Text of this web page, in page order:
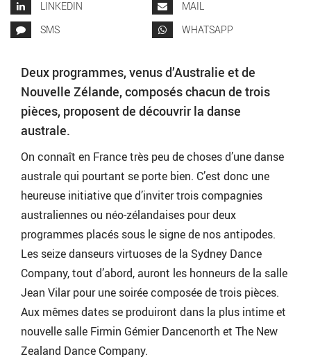
LINKEDIN
MAIL
SMS
WHATSAPP
Deux programmes, venus d’Australie et de
Nouvelle Zélande, composés chacun de trois
pièces, proposent de découvrir la danse
australe.
On connaît en France très peu de choses d’une danse
australe qui pourtant se porte bien. C’est donc une
heureuse initiative que d’inviter trois compagnies
australiennes ou néo-zélandaises pour deux
programmes placés sous le signe de nos antipodes.
Les seize danseurs virtuoses de la Sydney Dance
Company, tout d’abord, auront les honneurs de la salle
Jean Vilar pour une soirée composée de trois pièces.
Aux mêmes dates se produiront dans la plus intime et
nouvelle salle Firmin Gémier Dancenorth et The New
Zealand Dance Company.